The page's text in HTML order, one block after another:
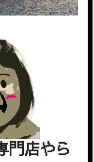
門店やら